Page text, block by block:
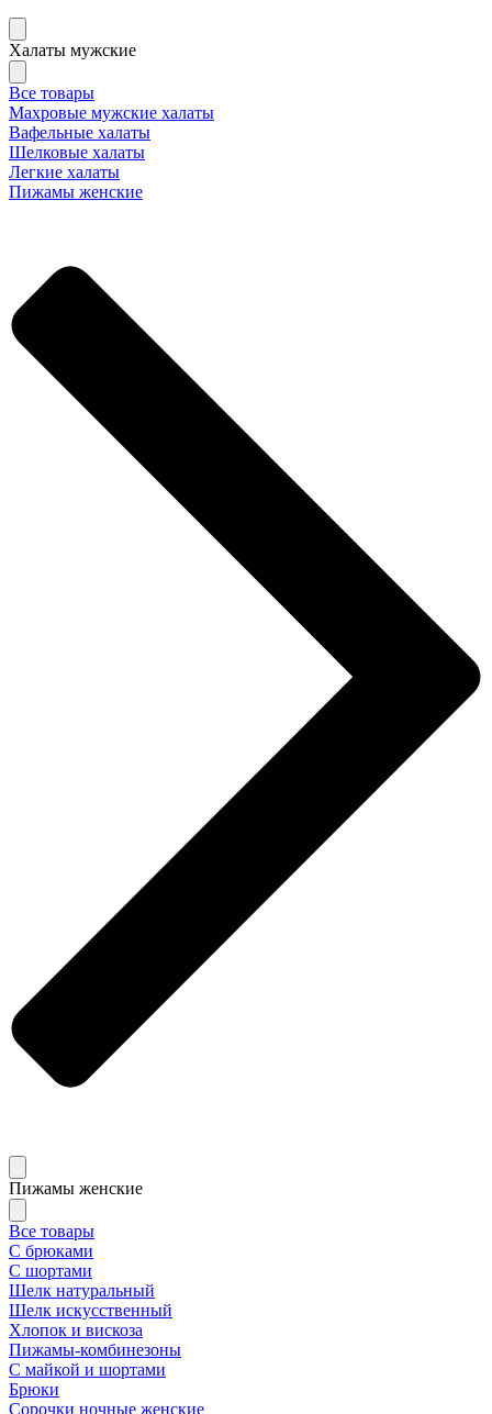
Халаты мужские
Все товары
Махровые мужские халаты
Вафельные халаты
Шелковые халаты
Легкие халаты
Пижамы женские
Пижамы женские
Все товары
С брюками
С шортами
Шелк натуральный
Шелк искусственный
Хлопок и вискоза
Пижамы-комбинезоны
С майкой и шортами
Брюки
Сорочки ночные женские